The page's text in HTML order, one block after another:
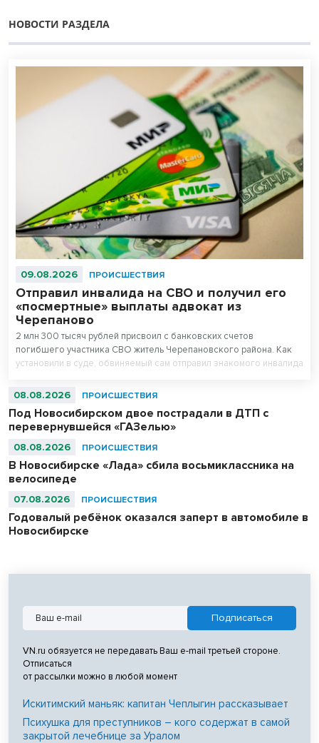
НОВОСТИ РАЗДЕЛА
09.08.2026 ПРОИСШЕСТВИЯ
Отправил инвалида на СВО и получил его
«посмертные» выплаты адвокат из
Черепаново
2 млн 300 тысяч рублей присвоил с банковских счетов
погибшего участника СВО житель Черепановского района. Как
установили в суде, обвиняемый сам отправил знакомого инвалида
08.08.2026 ПРОИСШЕСТВИЯ
Под Новосибирском двое пострадали в ДТП с
перевернувшейся «ГАЗелью»
08.08.2026 ПРОИСШЕСТВИЯ
В Новосибирске «Лада» сбила восьмиклассника на
велосипеде
07.08.2026 ПРОИСШЕСТВИЯ
Годовалый ребёнок оказался заперт в автомобиле в
Новосибирске
VN.ru обязуется не передавать Ваш e-mail третьей стороне.
Отписаться
от рассылки можно в любой момент
Искитимский маньяк: капитан Чеплыгин рассказывает
Психушка для преступников – кого содержат в самой
закрытой лечебнице за Уралом